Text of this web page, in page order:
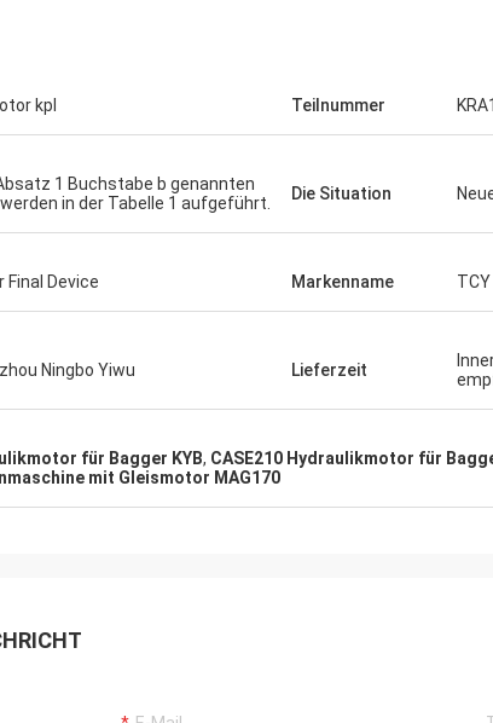
kpl Teilnummer
1 Buchstabe b genannten
in der Tabelle 1 aufgeführt.
Die Situation
Final Device Markenname TCY
Ningbo Yiwu Lieferzeit
für Bagger KYB, CASE210 Hydraulikmotor für
mit Gleismotor MAG170